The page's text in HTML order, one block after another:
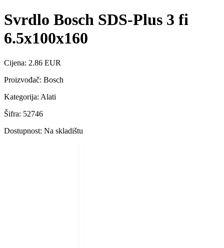
Svrdlo Bosch SDS-Plus 3 fi
6.5x100x160
Cijena: 2.86 EUR
Proizvođač: Bosch
Kategorija: Alati
Šifra: 52746
Dostupnost: Na skladištu